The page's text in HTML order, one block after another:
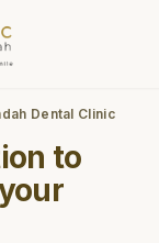
Dental Clinic
to